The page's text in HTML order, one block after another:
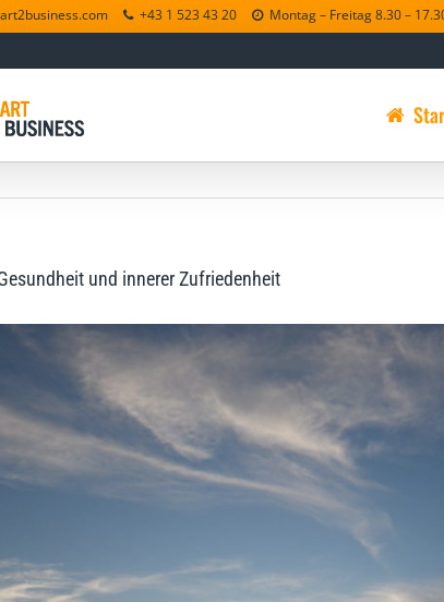
+43 1 523 43 20 Montag – Freitag 8.30 –
und innerer Zufriedenheit